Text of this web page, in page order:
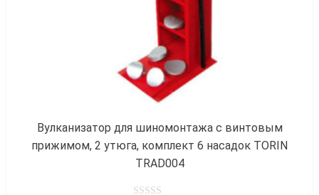
Вулканизатор для шиномонтажа с винтовым
прижимом, 2 утюга, комплект 6 насадок TORIN
TRAD004